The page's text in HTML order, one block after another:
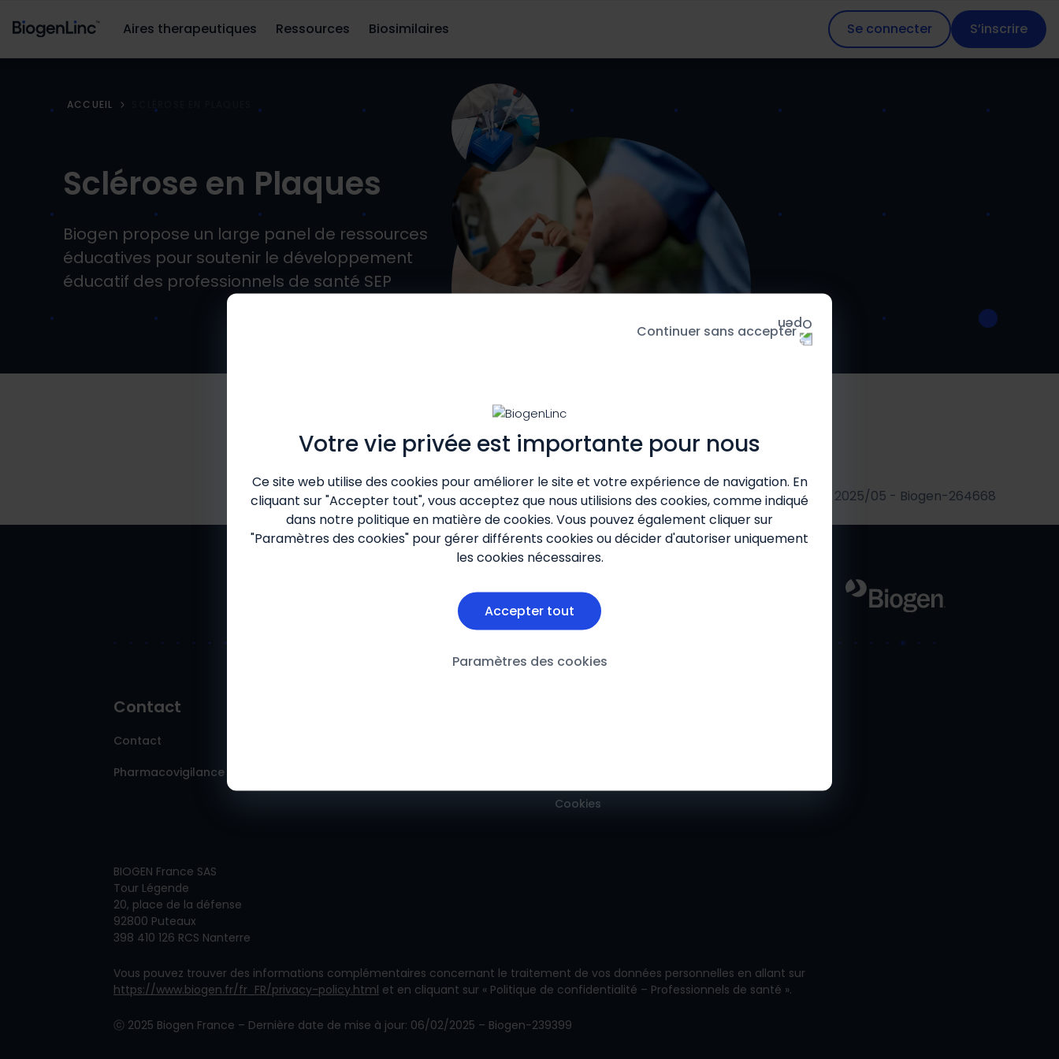
Votre vie privée est importante pour nous
Ce site web utilise des cookies pour améliorer le site et votre expérience de navigation. En
cliquant sur "Accepter tout", vous acceptez que nous utilisions des cookies, comme indiqué
dans notre politique en matière de cookies. Vous pouvez également cliquer sur
"Paramètres des cookies" pour gérer différents cookies ou décider d'autoriser uniquement
les cookies nécessaires.
Accepter tout
Paramètres des cookies
Continuer sans accepter
Aires therapeutiques Ressources Biosimilaires Se connecter S’inscrire
ACCUEIL
Sclérose en Plaques
Biogen propose un large panel de ressources
éducatives pour soutenir le développement
éducatif des professionnels de santé SEP
2025/05 - Biogen-264668
Contact
Contact
Pharmacovigilance
Cookies
BIOGEN France SAS
Tour Légende
20, place de la défense
92800 Puteaux
398 410 126 RCS Nanterre
Vous pouvez trouver des informations complémentaires concernant le traitement de vos données personnelles en allant sur
https://www.biogen.fr/fr_FR/privacy-policy.html et en cliquant sur « Politique de confidentialité – Professionnels de santé ».
ⓒ 2025 Biogen France – Dernière date de mise à jour: 06/02/2025 – Biogen-239399